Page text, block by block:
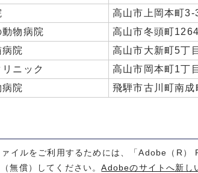
高山市上岡本町3-
物病院
高山市冬頭町
院
高山市大新町5丁
ニック
高山市岡本町1丁
院
飛騨市古川町南成
イルをご利用するためには、「Adobe（R
無償）してください。Adobeのサイトへ新し